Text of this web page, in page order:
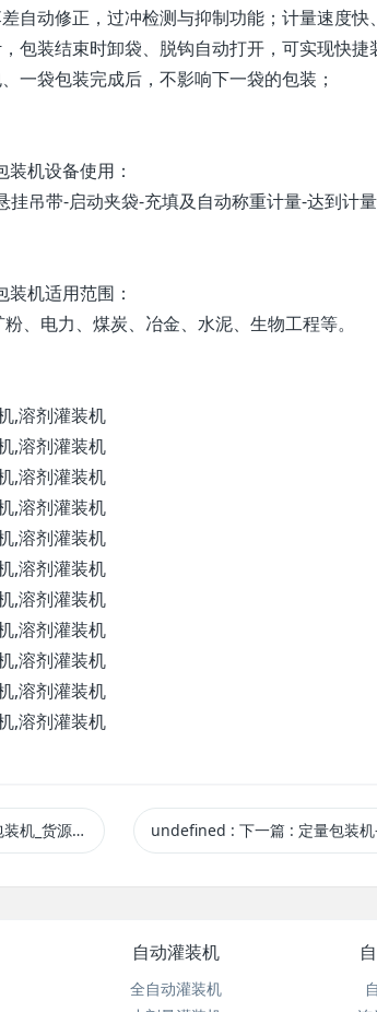
自动修正，过冲检测与抑制功能；计量速度快
包装结束时卸袋、脱钩自动打开，可实现快捷
一袋包装完成后，不影响下一袋的包装；
装机设备使用：
吊带-启动夹袋-充填及自动称重计量-达到计
装机适用范围：
、电力、煤炭、冶金、水泥、生物工程等。
足_欢迎选购 undefined : 下一篇 : 定量包装机-
自动灌装机
全自动灌装机